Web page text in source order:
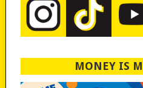
MONEY IS